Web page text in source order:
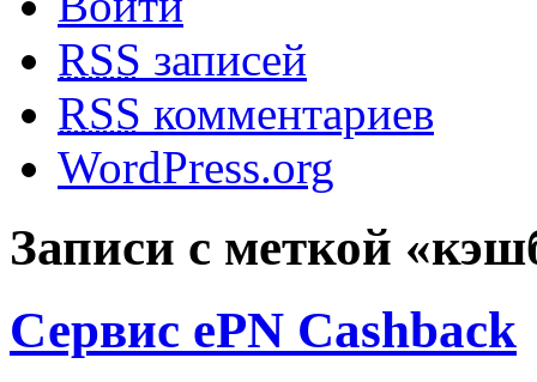
RSS записей
RSS комментариев
WordPress.org
Записи с меткой
Сервис ePN Cashback